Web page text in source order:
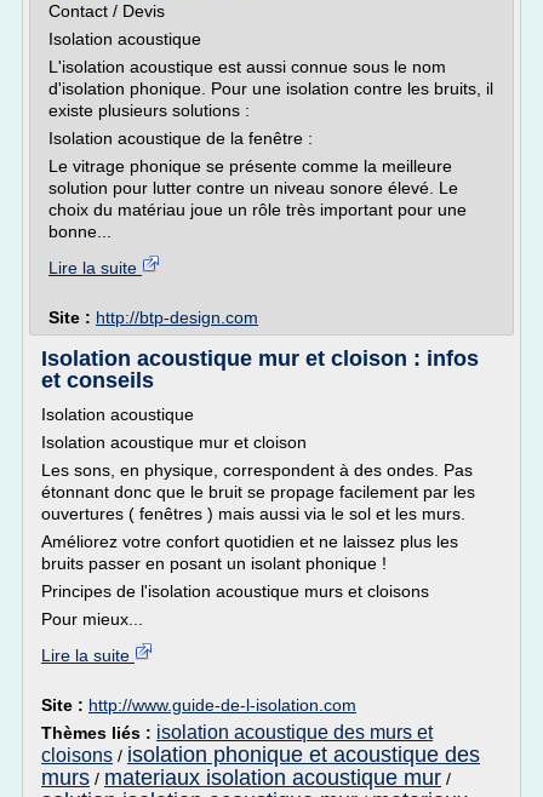
Contact / Devis
Isolation acoustique
L'isolation acoustique est aussi connue sous le nom
d'isolation phonique. Pour une isolation contre les bruits, il
existe plusieurs solutions :
Isolation acoustique de la fenêtre :
Le vitrage phonique se présente comme la meilleure
solution pour lutter contre un niveau sonore élevé. Le
choix du matériau joue un rôle très important pour une
bonne...
Lire la suite
Site : http://btp-design.com
Isolation acoustique mur et cloison : infos
et conseils
Isolation acoustique
Isolation acoustique mur et cloison
Les sons, en physique, correspondent à des ondes. Pas
étonnant donc que le bruit se propage facilement par les
ouvertures ( fenêtres ) mais aussi via le sol et les murs.
Améliorez votre confort quotidien et ne laissez plus les
bruits passer en posant un isolant phonique !
Principes de l'isolation acoustique murs et cloisons
Pour mieux...
Lire la suite
Site : http://www.guide-de-l-isolation.com
Thèmes liés : isolation acoustique des murs et
cloisons / isolation phonique et acoustique des
murs / materiaux isolation acoustique mur /